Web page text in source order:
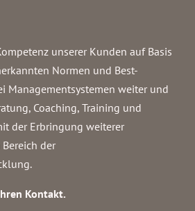
unserer Kunden auf Basis
Normen und Best-
Managementsystemen weiter und
Coaching, Training und
der Erbringung weiterer
der
Kontakt.